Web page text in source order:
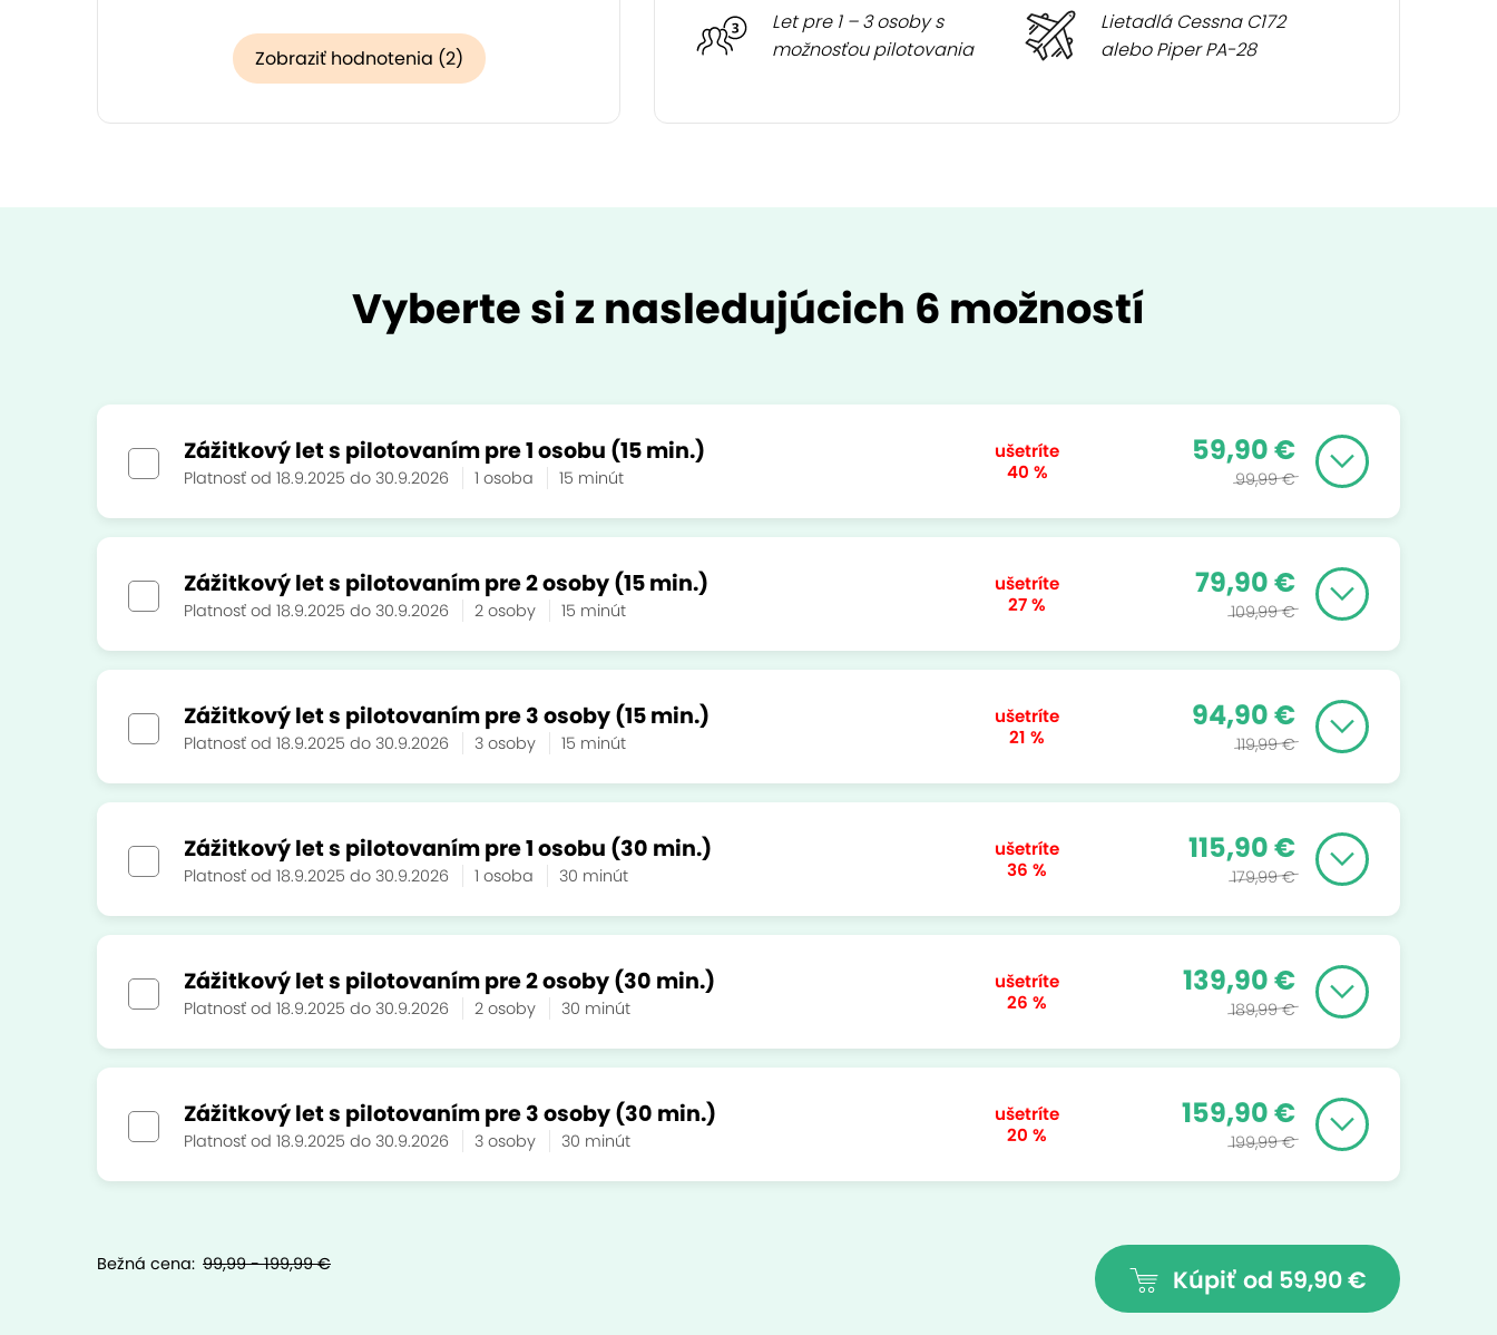
Zobraziť hodnotenia (2)
Let pre 1 – 3 osoby s
možnosťou pilotovania
Lietadlá Cessna C172
alebo Piper PA-28
Vyberte si z nasledujúcich 6 možností
Zážitkový let s pilotovaním pre 1 osobu (15 min.)
Platnosť od 18.9.2025 do 30.9.2026 1 osoba 15 minút
ušetríte
40 %
59,90 €
99,99 €
Zážitkový let s pilotovaním pre 2 osoby (15 min.)
Platnosť od 18.9.2025 do 30.9.2026 2 osoby 15 minút
ušetríte
27 %
79,90 €
109,99 €
Zážitkový let s pilotovaním pre 3 osoby (15 min.)
Platnosť od 18.9.2025 do 30.9.2026 3 osoby 15 minút
ušetríte
21 %
94,90 €
119,99 €
Zážitkový let s pilotovaním pre 1 osobu (30 min.)
Platnosť od 18.9.2025 do 30.9.2026 1 osoba 30 minút
ušetríte
36 %
115,90 €
179,99 €
Zážitkový let s pilotovaním pre 2 osoby (30 min.)
Platnosť od 18.9.2025 do 30.9.2026 2 osoby 30 minút
ušetríte
26 %
139,90 €
189,99 €
Zážitkový let s pilotovaním pre 3 osoby (30 min.)
Platnosť od 18.9.2025 do 30.9.2026 3 osoby 30 minút
ušetríte
20 %
159,90 €
199,99 €
Kúpiť od 59,90 €
Bežná cena: 99,99 - 199,99 €